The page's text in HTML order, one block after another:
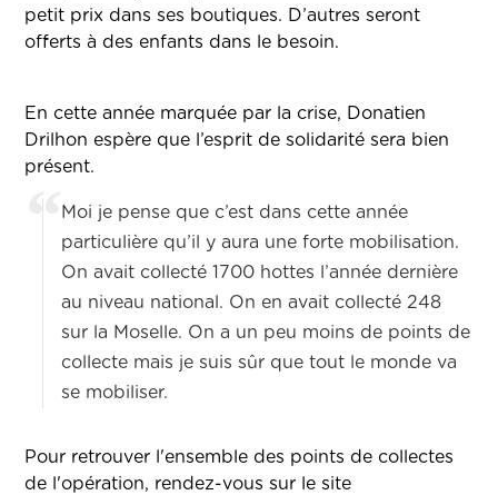
petit prix dans ses boutiques. D’autres seront
offerts à des enfants dans le besoin.
En cette année marquée par la crise, Donatien
Drilhon espère que l’esprit de solidarité sera bien
présent.
Moi je pense que c’est dans cette année
particulière qu’il y aura une forte mobilisation.
On avait collecté 1700 hottes l’année dernière
au niveau national. On en avait collecté 248
sur la Moselle. On a un peu moins de points de
collecte mais je suis sûr que tout le monde va
se mobiliser.
Pour retrouver l'ensemble des points de collectes
de l'opération, rendez-vous sur le site